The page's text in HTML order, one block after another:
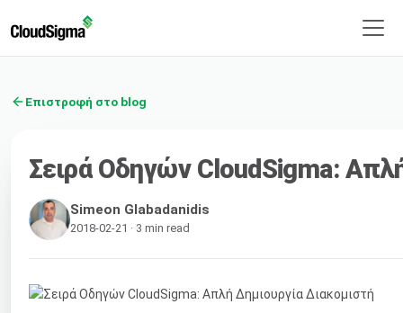
Επιστροφή στο blog
Σειρά Οδηγών CloudSigma:
Simeon Glabadanidis
2018-02-21 · 3 min read